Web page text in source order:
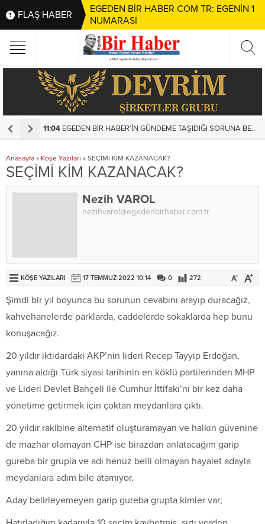
FLAŞ HABER
EGEDEN BİR HABER COM TR: EGENİN 1
NUMARASI
11:04 EGEDEN BİR HABER’İN GÜNDEME TAŞIDIĞI SORUNA BELEDİYEDEN HIZLI MÜDAHALE
Anasayfa » Köşe Yazıları » SEÇİMİ KİM KAZANACAK?
SEÇİMİ KİM KAZANACAK?
Nezih VAROL
nezihvarol@egedenbirhaber.com.tr
KÖŞE YAZILARI 17 TEMMUZ 2022 10:14 0 272
Şimdi bir yıl boyunca bu sorunun cevabını arayıp duracağız,
kahvehanelerde parklarda, caddelerde sokaklarda hep bunu
konuşacağız.
20 yıldır iktidardaki AKP’nin lideri Recep Tayyip Erdoğan,
yanına aldığı Türk siyasi tarihinin en köklü partilerinden MHP
ve Lideri Devlet Bahçeli ile Cumhur İttifakı’nı bir kez daha
yönetime getirmek için çoktan meydanlara çıktı.
20 yıldır rakibine alternatif oluşturamayan ve halkın güvenine
de mazhar olamayan CHP ise birazdan anlatacağım garip
gureba bir grupla ve adı henüz belli olmayan hayalet adayla
meydanlara adım bile atamıyor.
Aday belirleyemeyen garip gureba grupta kimler var;